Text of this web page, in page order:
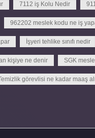
7112 iş Kolu Nedir
962202 meslek kodu ne iş
İşyeri tehlike sınıfı nedir
kişiye ne denir SGK
görevlisi ne kadar maaş